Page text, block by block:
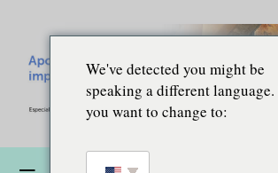
We've detected you might be
speaking a different language.
you want to change to: